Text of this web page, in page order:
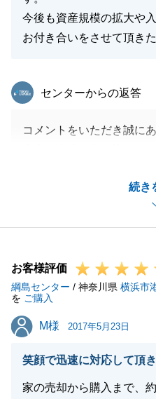
今後も資産規模の拡大や
お付き合いをさせて頂き
続き
東急リバブル
センターからの返答
コメントをいただき誠に
ありがとうございます。
Ｗ様とは複数の取引でお
ともあり、恐縮ではあり
また、連絡関係も迅速な
ります。
今後も不動産についてご
つでもお気軽にお声掛け
お客様評価
綱島センター / 神奈川県 横浜市
を ご購入
M様
M様 2017年5月23日
笑顔で迅速に対応して頂
家の売却から購入まで、